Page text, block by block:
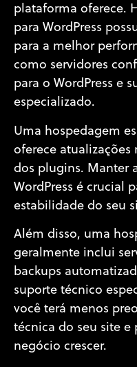
plataforma oferece.
para WordPress
para a melhor
como servidores
para o WordPress e
especializado.
Uma hospedagem
oferece atualizações
dos plugins. Manter
WordPress é crucial
estabilidade do seu
Além disso, uma
geralmente inclui
backups
suporte técnico
você terá menos
técnica do seu site e
negócio crescer.